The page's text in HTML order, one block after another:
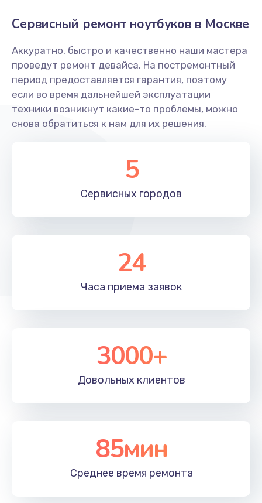
Замена оперативной памяти
960 руб.
Заказать
Замена жесткого диска
745 руб.
Замена микрофона
1500 руб.
Заказать
1495 руб.
Заказать
Заказать
Ремонт разъема питания
1090 руб.
Ремонт петель крышки
1090 руб.
Сервисный ремонт ноутбуков в Москве
Аккуратно, быстро и качественно наши мастера
проведут ремонт девайса. На постремонтный
период предоставляется гарантия, поэтому
если во время дальнейшей эксплуатации
техники возникнут какие-то проблемы, можно
снова обратиться к нам для их решения.
5
Сервисных городов
24
Часа приема заявок
3000+
Довольных клиентов
85мин
Среднее время ремонта